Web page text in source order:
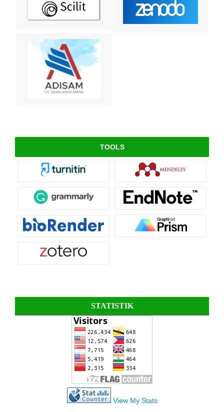
TOOLS
STATISTIK
View My Stats